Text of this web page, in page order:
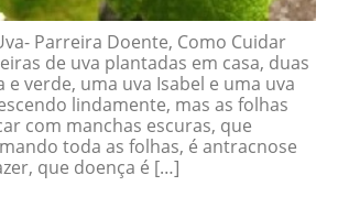
Parreira Doente, Como Cuidar
de uva plantadas em casa, duas
e verde, uma uva Isabel e uma uva
lindamente, mas as folhas
com manchas escuras, que
toda as folhas, é antracnose
que doença é […]